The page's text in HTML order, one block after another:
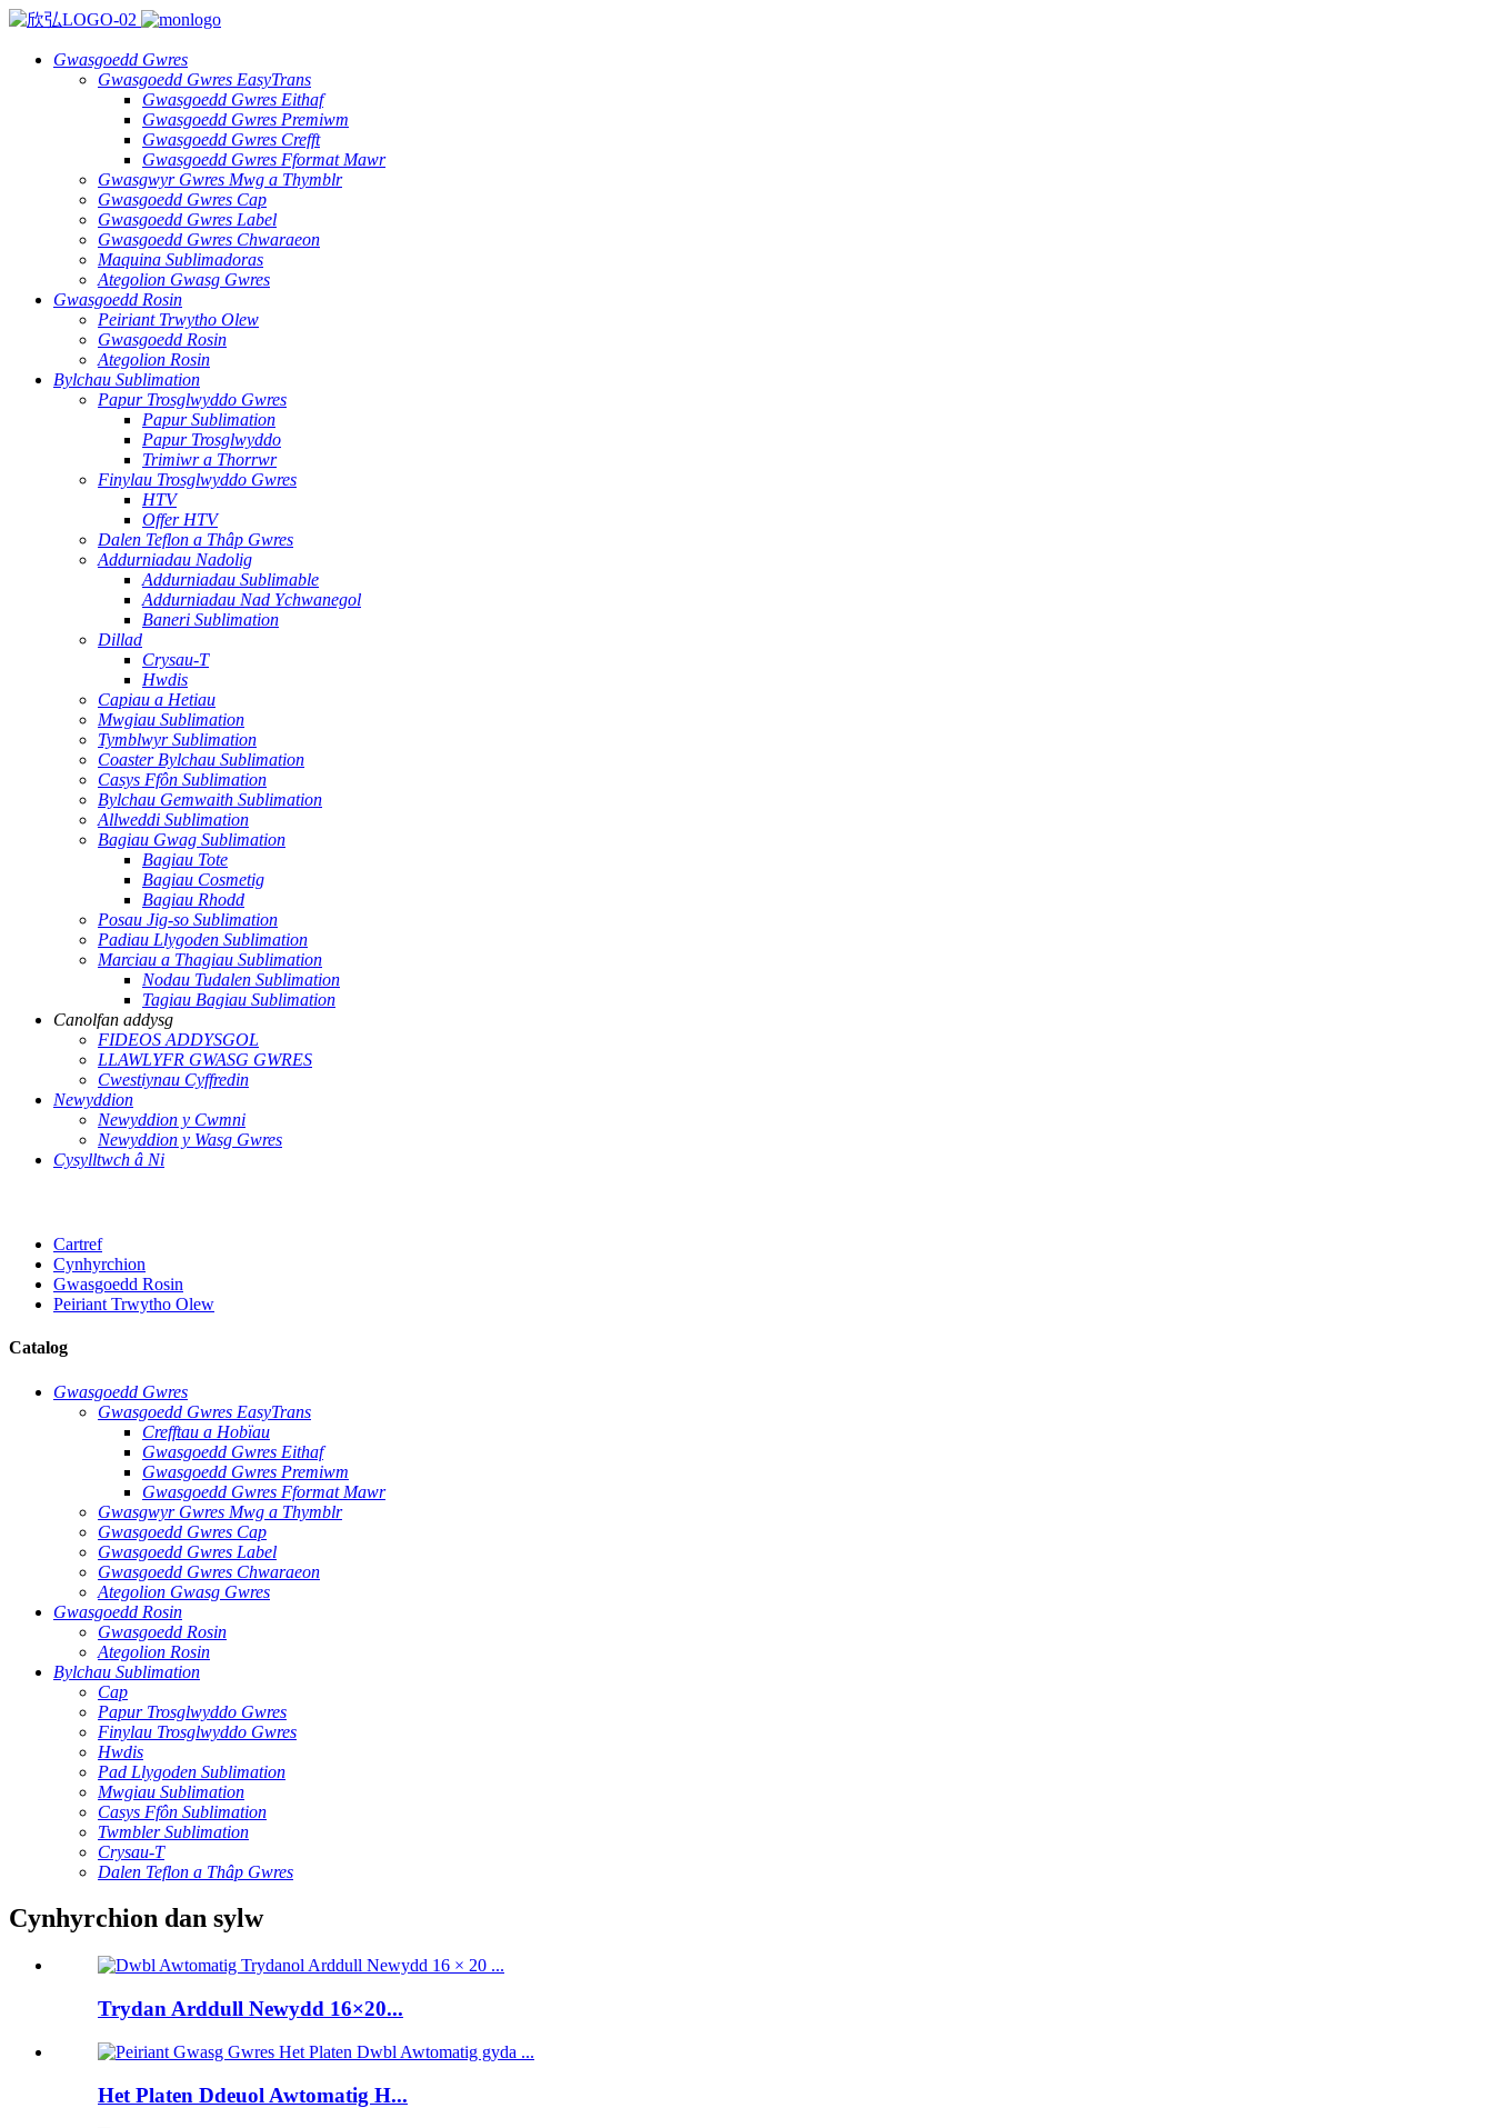
Gwasgoedd Gwres
Gwasgoedd Gwres EasyTrans
Gwasgoedd Gwres Eithaf
Gwasgoedd Gwres Premiwm
Gwasgoedd Gwres Crefft
Gwasgoedd Gwres Fformat Mawr
Gwasgwyr Gwres Mwg a Thymblr
Gwasgoedd Gwres Cap
Gwasgoedd Gwres Label
Gwasgoedd Gwres Chwaraeon
Maquina Sublimadoras
Ategolion Gwasg Gwres
Gwasgoedd Rosin
Peiriant Trwytho Olew
Gwasgoedd Rosin
Ategolion Rosin
Bylchau Sublimation
Papur Trosglwyddo Gwres
Papur Sublimation
Papur Trosglwyddo
Trimiwr a Thorrwr
Finylau Trosglwyddo Gwres
HTV
Offer HTV
Dalen Teflon a Thâp Gwres
Addurniadau Nadolig
Addurniadau Sublimable
Addurniadau Nad Ychwanegol
Baneri Sublimation
Dillad
Crysau-T
Hwdis
Capiau a Hetiau
Mwgiau Sublimation
Tymblwyr Sublimation
Coaster Bylchau Sublimation
Casys Ffôn Sublimation
Bylchau Gemwaith Sublimation
Allweddi Sublimation
Bagiau Gwag Sublimation
Bagiau Tote
Bagiau Cosmetig
Bagiau Rhodd
Posau Jig-so Sublimation
Padiau Llygoden Sublimation
Marciau a Thagiau Sublimation
Nodau Tudalen Sublimation
Tagiau Bagiau Sublimation
Canolfan addysg
FIDEOS ADDYSGOL
LLAWLYFR GWASG GWRES
Cwestiynau Cyffredin
Newyddion
Newyddion y Cwmni
Newyddion y Wasg Gwres
Cysylltwch â Ni
Cartref
Cynhyrchion
Gwasgoedd Rosin
Peiriant Trwytho Olew
Catalog
Gwasgoedd Gwres
Gwasgoedd Gwres EasyTrans
Crefftau a Hobïau
Gwasgoedd Gwres Eithaf
Gwasgoedd Gwres Premiwm
Gwasgoedd Gwres Fformat Mawr
Gwasgwyr Gwres Mwg a Thymblr
Gwasgoedd Gwres Cap
Gwasgoedd Gwres Label
Gwasgoedd Gwres Chwaraeon
Ategolion Gwasg Gwres
Gwasgoedd Rosin
Gwasgoedd Rosin
Ategolion Rosin
Bylchau Sublimation
Cap
Papur Trosglwyddo Gwres
Finylau Trosglwyddo Gwres
Hwdis
Pad Llygoden Sublimation
Mwgiau Sublimation
Casys Ffôn Sublimation
Twmbler Sublimation
Crysau-T
Dalen Teflon a Thâp Gwres
Cynhyrchion dan sylw
Trydan Arddull Newydd 16×20...
Het Platen Ddeuol Awtomatig H...